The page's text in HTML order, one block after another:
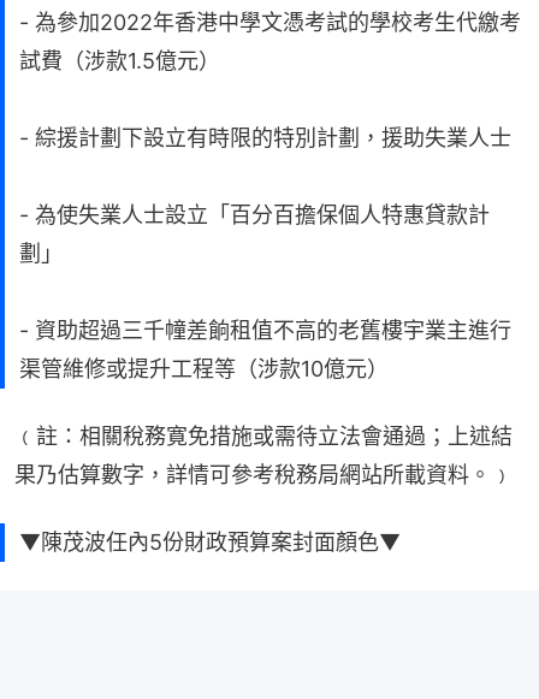
- 為參加2022年香港中學文憑考試的學校考生代繳考
試費（涉款1.5億元）
- 綜援計劃下設立有時限的特別計劃，援助失業人士
- 為使失業人士設立「百分百擔保個人特惠貸款計
劃」
- 資助超過三千幢差餉租值不高的老舊樓宇業主進行
渠管維修或提升工程等（涉款10億元）
﹙註：相關稅務寛免措施或需待立法會通過；上述結
果乃估算數字，詳情可參考稅務局網站所載資料。﹚
▼陳茂波任內5份財政預算案封面顏色▼